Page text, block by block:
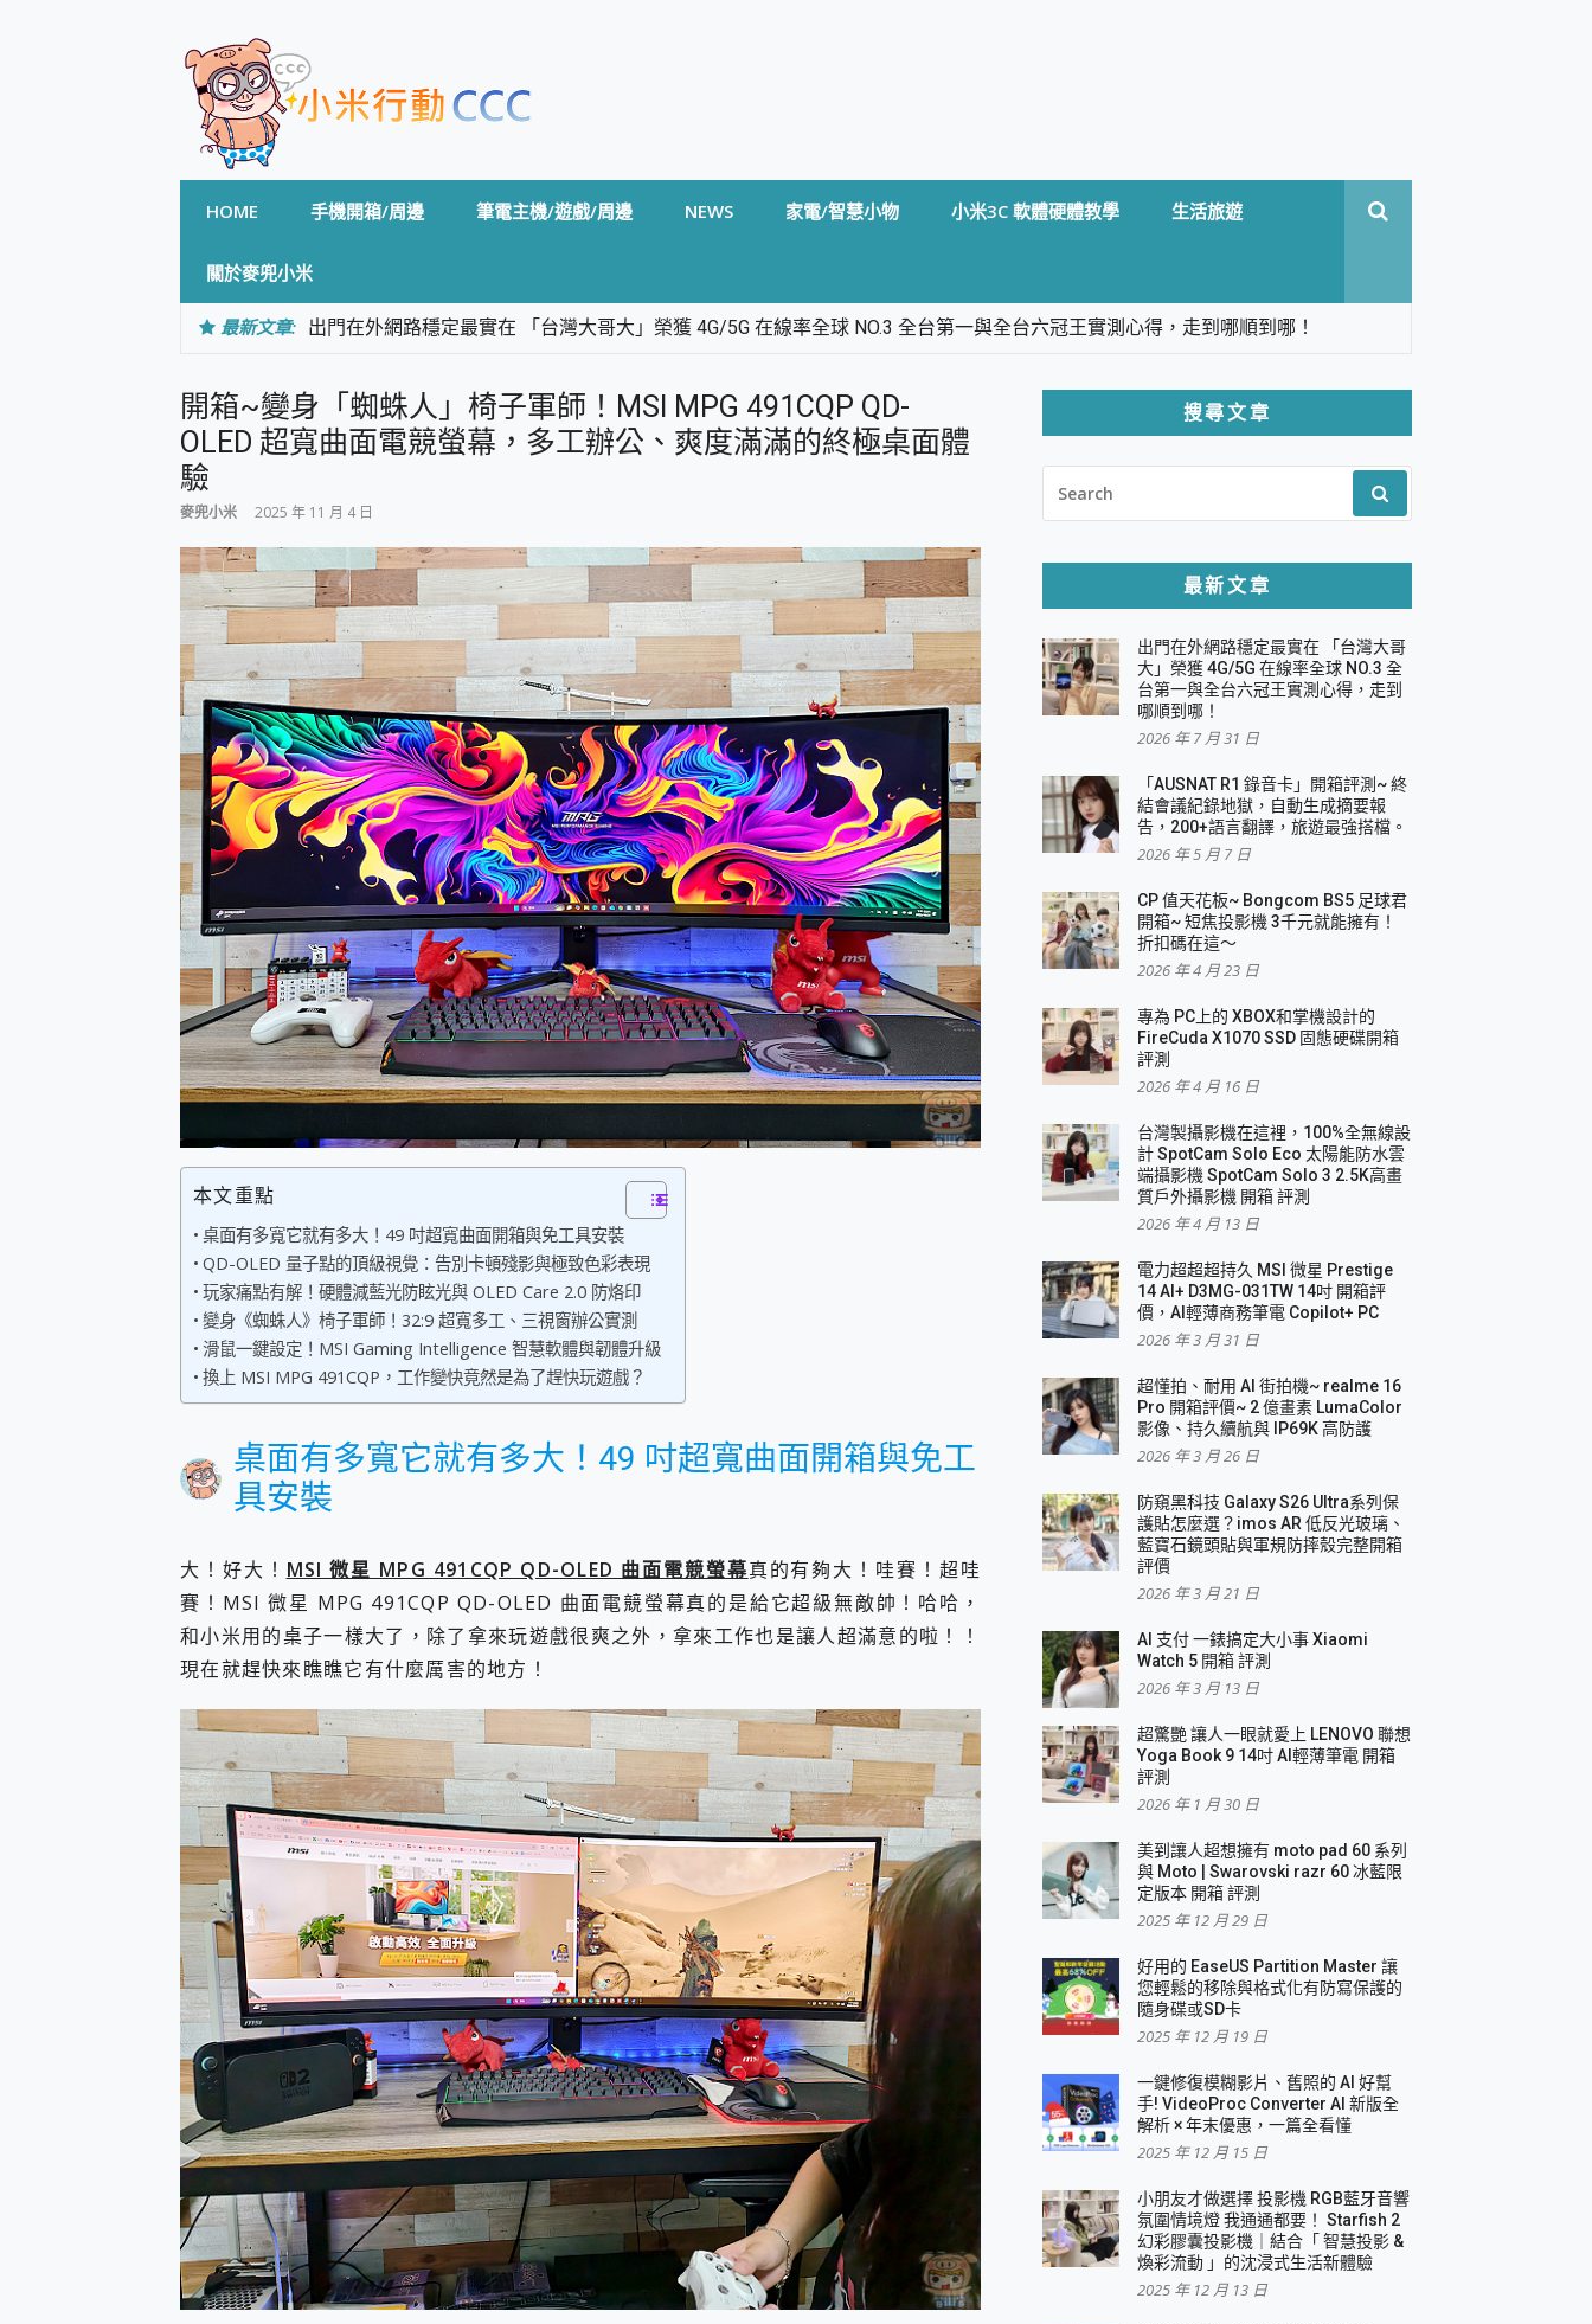
HOME 手機開箱/周邊 筆電主機/遊戲/周邊 NEWS 家電/智慧小物 小米3C 軟體硬體教學 生活旅遊
關於麥兜小米
最新文章: 出門在外網路穩定最實在 「台灣大哥大」榮獲 4G/5G 在線率全球 NO.3 全台第一與全台六冠王實測心得，走到哪順到哪！
專為 PC上的 XBOX和掌機設計的 FireCuda X1070 SSD 固態硬碟開箱 評測
台灣製攝影機在這裡，100%全無線設計 SpotCam Solo Eco 太陽能防水雲端攝影機 SpotCam Solo 3 2.5K高畫質戶外攝影機 開箱 評
測
電力超超超持久 MSI 微星 Prestige 14 AI+ D3MG-031TW 14吋 開箱評價，AI輕薄商務筆電 Copilot+ PC
超懂拍、耐用 AI 街拍機~ realme 16 Pro 開箱評價~ 2 億畫素 LumaColor 影像、持久續航與 IP69K 高防護
AI 支付 一錶搞定大小事 Xiaomi Watch 5 開箱 評測
超驚艷 讓人一眼就愛上 LENOVO 聯想 Yoga Book 9 14吋 AI輕薄筆電 開箱 評測
美到讓人超想擁有 moto pad 60 系列 與 Moto | Swarovski razr 60 冰藍限定版本 開箱 評測
好用的 EaseUS Partition Master 讓您輕鬆的移除與格式化有防寫保護的隨身碟或SD卡
一鍵修復模糊影片、舊照的 AI 好幫手! VideoProc Converter AI 新版全解析 × 年末優惠，一篇全看懂
小朋友才做選擇 投影機 RGB藍牙音響 氛圍情境燈 我通通都要！ Starfish 2 幻彩膠囊投影機｜結合「 智慧投影 & 煥彩流動 」的沈浸
式生活新體驗
外型超吸晴~ 給您絕佳操控體驗 GravaStar Mercury K1 系列 異星機械鍵盤與 Mercury X 系列 輕量無線電競滑鼠 開箱 評測
開箱~變身「蜘蛛人」椅子軍師！MSI MPG 491CQP QD-OLED 超寬曲面電競螢幕，多工辦公、爽度滿滿的終極桌面體驗
iPhone 17 系列 有認證的防護來囉！ imos 首家導入 UL MCV 行銷宣告驗證的手機配件品牌
DJI Osmo Pocket 3 爽爽帶回家 歡慶 EaseUS 21 週年到來，「Slogan 海報徵稿活動」好康大放送
小巧好吸不擋鏡頭 有Qi2認證的 ONPRO MagReact MXs2 5000mAh薄型磁吸無線急速行動電源 開箱 評測
會走動的冷暖氣 SONY REON POCKET PRO 穿戴式智慧冷暖調溫裝置 開箱 評測
寶可夢飛人外掛iToolab AnyGo全新升級，GO Fest 五折優惠嗨翻天！支援 iOS/Android！
百倍變焦實測~ vivo X200 Pro 與 S25 Ultra 誰能滿足全場景拍攝需求？
超好用的 PLAUD NotePin AI 智慧錄音膠囊~ 您的AI 秘書已上線 每月免費送你 300分鐘轉寫
COMPUTEX 2025 來囉！AGI亞奇雷 AI・Gaming・創作儲存方案登場，趕快來AGI亞奇雷挑戰任務抽 PS5！
自帶線的 有線無線都能充 ONPRO MagReact M5 10000mAh 5合1 磁吸無線急速行動電源 開箱 評測
飛利浦 JS7310 ⚡【電急便｜行動儲能救車電源】 可靠的旅行夥伴！帶給您優異的安全性與強大供電效能
是螢幕也是電視! 一機超多用途「MSI微星 Modern MD272UPSW 27型」 4K IPS 輕薄商用智慧聯網螢幕 開箱 評測
您的專屬AI 助手 Yoga Slim 7 Aura Edition 觸控AI筆電 開箱 評測
realme 14 Pro 超硬軍規、冰感變色實測，realme 14 5G 遊戲戰鬥值爆表，效能x娛樂全都要！
iPhone、Apple Watch、AirPods耳機 三個設備充電一起搞定 ONPRO MagReact™ M3 3 in 1可攜摺疊無線充電器 開箱 評測
動靜皆宜「HUAWEI FreeArc」開放式耳掛耳機，無感配戴! 超穩超服貼，音質、通話也很優質
好玩好拍 vivo V50 ~ 口袋裡的 Zeiss 潮流攝影棚!
25種洗烘模式一機搞定! Roborock 衣莉莎白 H1 Neo分子篩洗脫烘 AI 滾筒洗衣機
給 MSI Claw 系列電競掌機 最完美的家 MSI Nest Docking Station 掌機專屬擴充底座 開箱 評測
B&O 精品級音響! Home+ 中嘉寬頻 SoundBox 劇院串流盒 開箱 評測
2億 APO蔡司長焦神機降臨~ vivo X200 Pro、vivo X200 就是這麼好拍
EaseUS Vocal Remover 免費線上去聲器一鍵去除人聲 人聲 音樂分離 2024 消除人聲推薦
3 個超值 MHN 飛人工具分享~~ iToolab AnyGo 魔物獵人 Now飛人 ios教學 不出門也可以到處走
Locawhere AnyTo 寶可夢飛人 AnyTo 不出門也可以飛遍全世界
小體積 40000mAh 超大容量 一次充5個設備 充好充滿 CUKTECH 酷態科 300W 微型充電站 開箱 評測
97.3% 恢復率，資料救援就是這麼簡單 EaseUS Data Recovery Wizard Free 18.0.0 業界最好的資料救援軟體
磁碟系統大風吹 有了 磁碟管理程式 EaseUS Partition Master 就是這麼簡單
全新 SONY Xperia 1 VI 開箱! 相機實測! 長焦覆蓋更遠更清晰、2日長續航、頂尖影音娛樂效能~
Xiaomi 14 Ultra 開箱 評測~ 有深度的 Leica 影像旗艦手機! 加碼小旗艦 Xiaomi 14 開箱 評測
人像旗艦 vivo V30 系列 開箱 評測! 首搭蔡司光學鏡頭、攝影棚級柔光環、拍攝功能最好玩的美拍神機 vivo V30 Pro
多個願望一次滿足 超強散熱 微星 MSI Claw A1M-026TW 電競掌機 開箱 評測
一吸完美對位 擁有超強吸力與超好用的隱磁支架 O-ONE MAG 最會吸的行動電源 開箱 評測
OPPO 哈蘇 300mm 專業增距鏡實測：Find X9 Ultra 光學長焦隨手拍，紀錄生活就是這麼簡單
Motorola edge 70 pro 及 moto g37 power上市，登錄在送飛利浦氣炸鍋
近八千元的 Soundcore Liberty 5 Pro Max，有螢幕的耳機會是智商稅嗎?
ASUS Pad 全面應援 Me Time，加碼愛奇藝黃金雙周卡體驗，專案價最低 NT$0 起
開箱~變身「蜘蛛人」椅子軍師！MSI MPG 491CQP QD-
OLED 超寬曲面電競螢幕，多工辦公、爽度滿滿的終極桌面體
驗
麥兜小米 2025 年 11 月 4 日
本文重點
桌面有多寬它就有多大！49 吋超寬曲面開箱與免工具安裝
QD-OLED 量子點的頂級視覺：告別卡頓殘影與極致色彩表現
玩家痛點有解！硬體減藍光防眩光與 OLED Care 2.0 防烙印
變身《蜘蛛人》椅子軍師！32:9 超寬多工、三視窗辦公實測
滑鼠一鍵設定！MSI Gaming Intelligence 智慧軟體與韌體升級
換上 MSI MPG 491CQP，工作變快竟然是為了趕快玩遊戲？
桌面有多寬它就有多大！49 吋超寬曲面開箱與免工
具安裝
大！好大！ MSI 微星 MPG 491CQP QD-OLED 曲面電競螢幕真的有夠大！哇賽！超哇
賽！MSI 微星 MPG 491CQP QD-OLED 曲面電競螢幕真的是給它超級無敵帥！哈哈，
和小米用的桌子一樣大了，除了拿來玩遊戲很爽之外，拿來工作也是讓人超滿意的啦！！
現在就趕快來瞧瞧它有什麼厲害的地方！
搜尋文章
FOR:
最新文章
出門在外網路穩定最實在 「台灣大哥
大」榮獲 4G/5G 在線率全球 NO.3 全
台第一與全台六冠王實測心得，走到
哪順到哪！
2026 年 7 月 31 日
「AUSNAT R1 錄音卡」開箱評測~ 終
結會議紀錄地獄，自動生成摘要報
告，200+語言翻譯，旅遊最強搭檔。
2026 年 5 月 7 日
CP 值天花板~ Bongcom BS5 足球君
開箱~ 短焦投影機 3千元就能擁有！
折扣碼在這～
2026 年 4 月 23 日
專為 PC上的 XBOX和掌機設計的
FireCuda X1070 SSD 固態硬碟開箱
評測
2026 年 4 月 16 日
台灣製攝影機在這裡，100%全無線設
計 SpotCam Solo Eco 太陽能防水雲
端攝影機 SpotCam Solo 3 2.5K高畫
質戶外攝影機 開箱 評測
2026 年 4 月 13 日
電力超超超持久 MSI 微星 Prestige
14 AI+ D3MG-031TW 14吋 開箱評
價，AI輕薄商務筆電 Copilot+ PC
2026 年 3 月 31 日
超懂拍、耐用 AI 街拍機~ realme 16
Pro 開箱評價~ 2 億畫素 LumaColor
影像、持久續航與 IP69K 高防護
2026 年 3 月 26 日
防窺黑科技 Galaxy S26 Ultra系列保
護貼怎麼選？imos AR 低反光玻璃、
藍寶石鏡頭貼與軍規防摔殼完整開箱
評價
2026 年 3 月 21 日
AI 支付 一錶搞定大小事 Xiaomi
Watch 5 開箱 評測
2026 年 3 月 13 日
超驚艷 讓人一眼就愛上 LENOVO 聯想
Yoga Book 9 14吋 AI輕薄筆電 開箱
評測
2026 年 1 月 30 日
美到讓人超想擁有 moto pad 60 系列
與 Moto | Swarovski razr 60 冰藍限
定版本 開箱 評測
2025 年 12 月 29 日
好用的 EaseUS Partition Master 讓
您輕鬆的移除與格式化有防寫保護的
隨身碟或SD卡
2025 年 12 月 19 日
一鍵修復模糊影片、舊照的 AI 好幫
手! VideoProc Converter AI 新版全
解析 × 年末優惠，一篇全看懂
2025 年 12 月 15 日
小朋友才做選擇 投影機 RGB藍牙音響
氛圍情境燈 我通通都要！ Starfish 2
幻彩膠囊投影機｜結合「 智慧投影 &
煥彩流動 」的沈浸式生活新體驗
2025 年 12 月 13 日